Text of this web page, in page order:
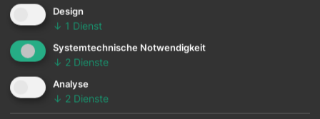
Somit schließt das swisspor-Recyclingkonzept
den Stoff- wie auch Wirtschaftskreislauf
nachhaltig.
Design
↓ 1 Dienst
Systemtechnische Notwendigkeit
↓ 2 Dienste
Analyse
↓ 2 Dienste